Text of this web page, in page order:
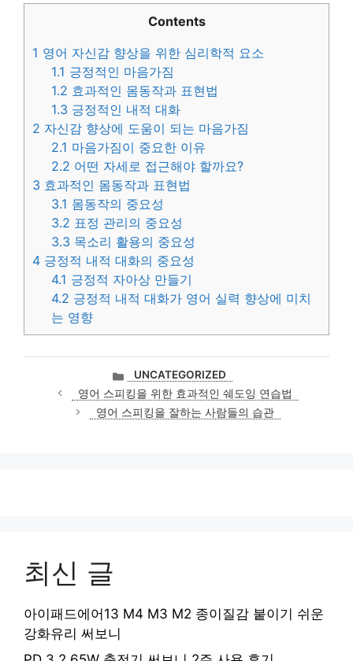
Contents
1 영어 자신감 향상을 위한 심리학적 요소
1.1 긍정적인 마음가짐
1.2 효과적인 몸동작과 표현법
1.3 긍정적인 내적 대화
2 자신감 향상에 도움이 되는 마음가짐
2.1 마음가짐이 중요한 이유
2.2 어떤 자세로 접근해야 할까요?
3 효과적인 몸동작과 표현법
3.1 몸동작의 중요성
3.2 표정 관리의 중요성
3.3 목소리 활용의 중요성
4 긍정적 내적 대화의 중요성
4.1 긍정적 자아상 만들기
4.2 긍정적 내적 대화가 영어 실력 향상에 미치
는 영향
카
테
고
리
UNCATEGORIZED
영어 스피킹을 위한 효과적인 쉐도잉 연습법
영어 스피킹을 잘하는 사람들의 습관
최신 글
아이패드에어13 M4 M3 M2 종이질감 붙이기 쉬운
강화유리 써보니